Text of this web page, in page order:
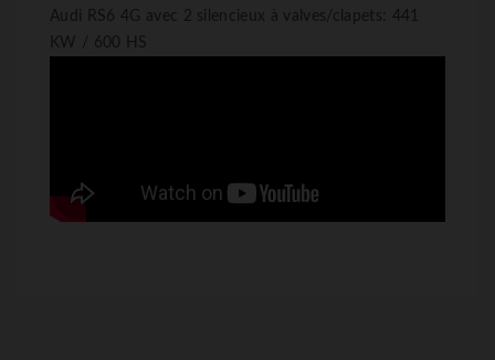
Audi RS6 4G avec 2 silencieux à valves/clapets: 441
KW / 600 HS